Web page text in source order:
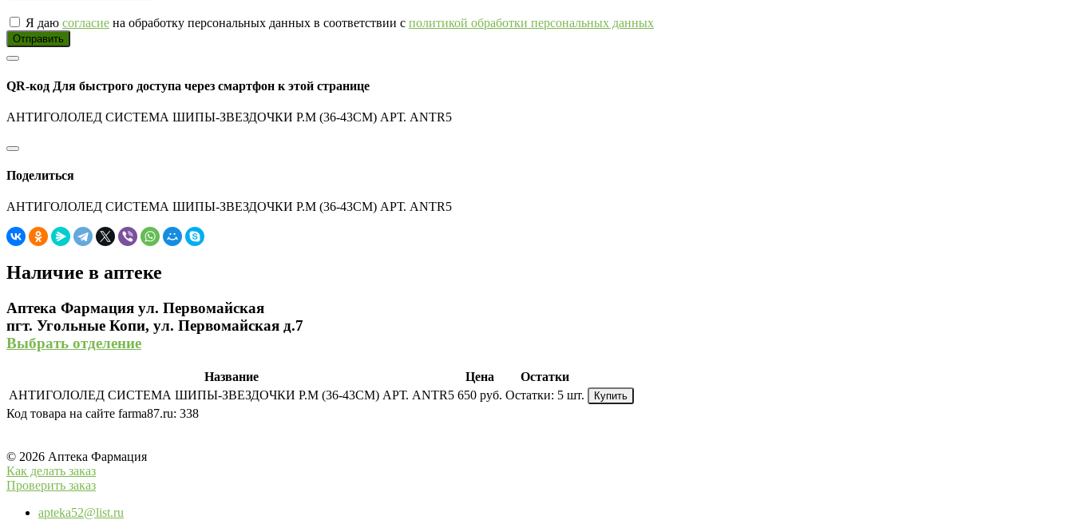
Я даю согласие на обработку персональных данных в соответствии с политикой обработки персональных данных
Отправить
QR-код Для быстрого доступа через смартфон к этой странице
АНТИГОЛОЛЕД СИСТЕМА ШИПЫ-ЗВЕЗДОЧКИ Р.М (36-43СМ) АРТ. ANTR5
Поделиться
АНТИГОЛОЛЕД СИСТЕМА ШИПЫ-ЗВЕЗДОЧКИ Р.М (36-43СМ) АРТ. ANTR5
Наличие в аптеке
Аптека Фармация ул. Первомайская
пгт. Угольные Копи, ул. Первомайская д.7
Выбрать отделение
Название Цена
Остатки
АНТИГОЛОЛЕД СИСТЕМА ШИПЫ-ЗВЕЗДОЧКИ Р.М (36-43СМ) АРТ. ANTR5 650 руб. Остатки: 5 шт. Купить
Код товара на сайте farma87.ru: 338
© 2026 Аптека Фармация
Как делать заказ
Проверить заказ
apteka52@list.ru